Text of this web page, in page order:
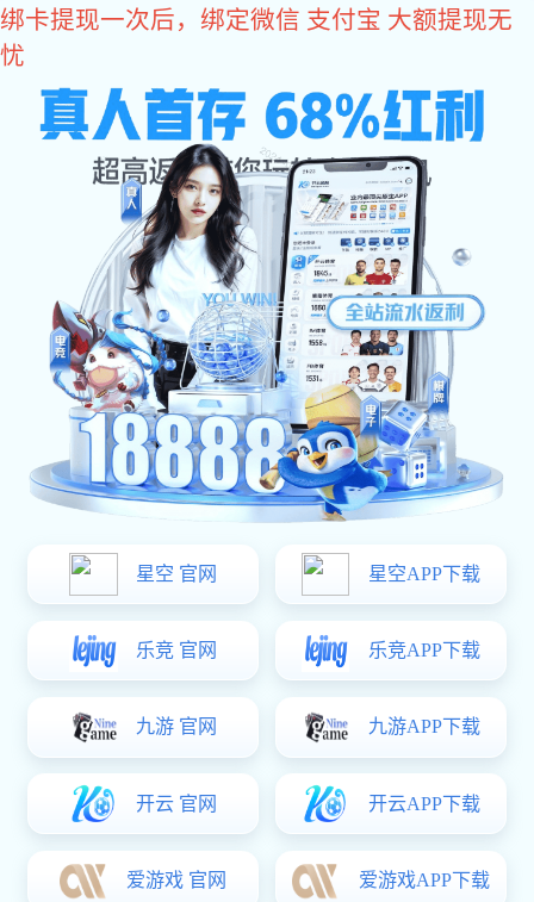
狗子28
视频中心
Nucleon is a supplier of complete solutions for new Chinese
cranes and material transportation
狗子28专注于新中式起重机及物料运输成套解决方案供应商
公司简介 社会责任
葫双安装视频